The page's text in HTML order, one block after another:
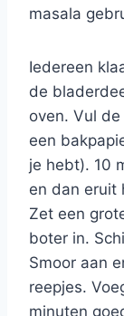
masala
Iedereen
de
oven. Vul
een
je hebt). 10
en dan eruit
Zet een
boter in.
Smoor aan
reepjes.
minuten